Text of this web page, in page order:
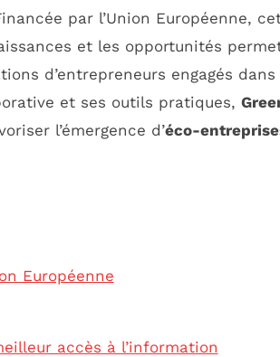
par l’Union Européenne,
et les opportunités
d’entrepreneurs engagés
et ses outils pratiques,
l’émergence d’éco-
Européenne
accès à l’information